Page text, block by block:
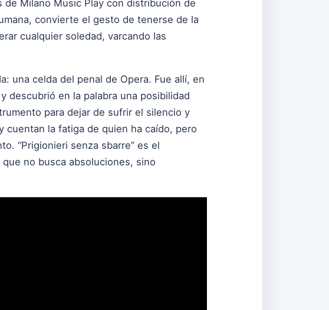
de Milano Music Play con distribución de
convierte el gesto de tenerse de la
cualquier soledad, varcando las
una celda del penal de Opera. Fue allí, en
descubrió en la palabra una posibilidad
para dejar de sufrir el silencio y
cuentan la fatiga de quien ha caído, pero
“Prigionieri senza sbarre” es el
no busca absoluciones, sino